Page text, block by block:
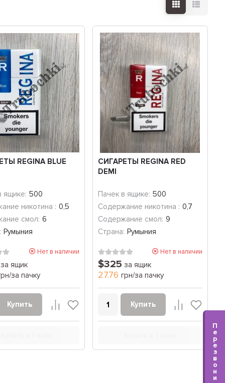
REGINA BLUE
ящике: 500
никотина : 0,5
смол: 6
Румыния
Нет в наличии
ящик
за пачку
Купить
СИГАРЕТЫ REGINA RED
DEMI
Пачек в ящике: 500
Содержание никотина : 0,7
Содержание смол: 9
Страна: Румыния
Нет в наличии
$325 за ящик
27.76 грн/за пачку
Купить
П
е
р
е
з
в
о
н
и